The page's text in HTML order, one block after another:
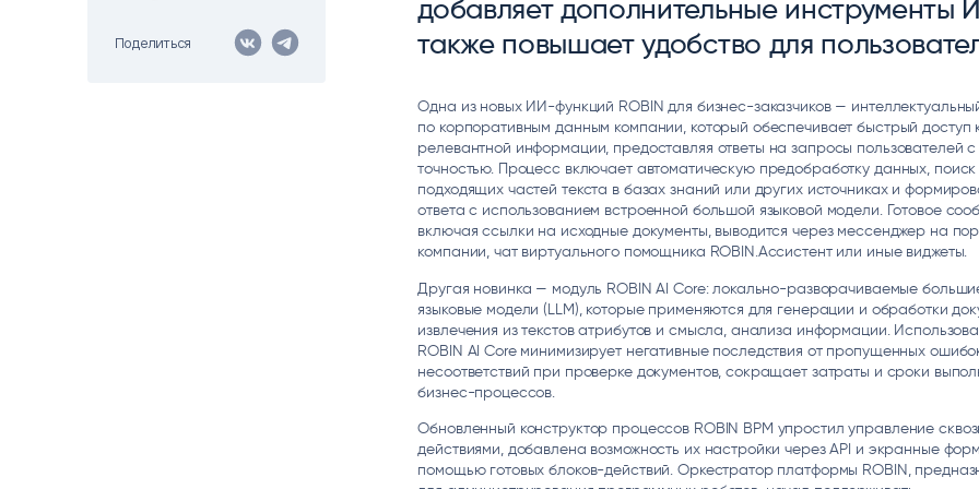
АВТОМАТИЗАЦИЯ ЭДО LOW-CODE BPM-ПЛАТФОРМА
Robovoice
ГОЛОСОВЫЕ И ТЕКСТОВЫЕ БОТЫ
Преферентум
ИНТЕЛЛЕКТУАЛЬНАЯ ОБРАБОТКА
ТЕКСТА
MD Audit
КОНТРОЛЬ ОПЕРАЦИОННОЙ
ДЕЯТЕЛЬНОСТИ
Поделиться
добавляет дополнительные инструменты
также повышает удобство для
Одна из новых ИИ-функций ROBIN для бизнес-заказчиков —
по корпоративным данным компании, который обеспечивает быстрый доступ
релевантной информации, предоставляя ответы на запросы пользователей с
точностью. Процесс включает автоматическую предобработку данных, поиск
подходящих частей текста в базах знаний или других источниках и
ответа с использованием встроенной большой языковой модели. Готовое
включая ссылки на исходные документы, выводится через мессенджер на
компании, чат виртуального помощника ROBIN.Ассистент или иные виджеты.
Другая новинка — модуль ROBIN AI Core: локально-разворачиваемые
языковые модели (LLM), которые применяются для генерации и обработки
извлечения из текстов атрибутов и смысла, анализа информации.
ROBIN AI Core минимизирует негативные последствия от пропущенных
несоответствий при проверке документов, сокращает затраты и сроки
бизнес-процессов.
Обновленный конструктор процессов ROBIN BPM упростил управление
действиями, добавлена возможность их настройки через API и экранные
помощью готовых блоков-действий. Оркестратор платформы ROBIN,